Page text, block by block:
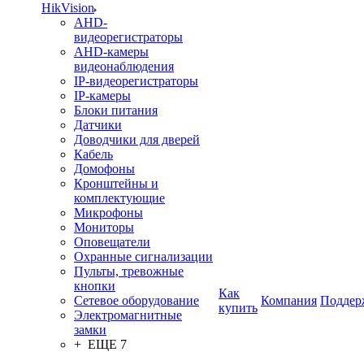
HikVision
AHD-
видеорегистраторы
AHD-камеры
видеонаблюдения
IP-видеорегистраторы
IP-камеры
Блоки питания
Датчики
Доводчики для дверей
Кабель
Домофоны
Кронштейны и
комплектующие
Микрофоны
Мониторы
Оповещатели
Охранные сигнализации
Пульты, тревожные
кнопки
Сетевое оборудование
Электромагнитные
замки
+ ЕЩЕ 7
Как
купить
Компания